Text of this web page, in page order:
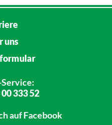
uns
333 52
auf Facebook